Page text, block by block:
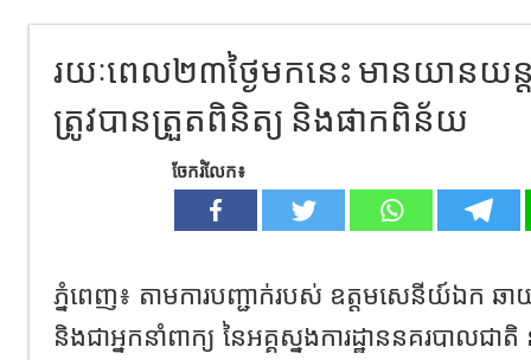
រយៈពេល២៣ថ្ងៃមកនេះ មានយាន
ត្រូវបានត្រួតពិនិត្យ និងផាកពិន័យ
ចែករំលែក៖
ភ្នំពេញ៖ តាមការបញ្ជាក់របស់ ឧត្តមសេនីយ៍ឯក ឆា
និងជាអ្នកនាំពាក្យ នៃអគ្គស្នងការដ្ឋាននគរបាលជាតិ